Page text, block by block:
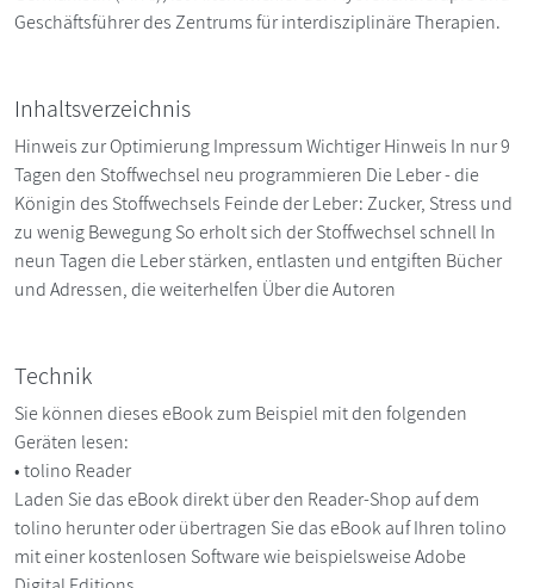
Geschäftsführer des Zentrums für interdisziplinäre Therapien.
Inhaltsverzeichnis
Hinweis zur Optimierung Impressum Wichtiger Hinweis In nur 9
Tagen den Stoffwechsel neu programmieren Die Leber - die
Königin des ­Stoffwechsels Feinde der ­Leber: Zucker, Stress und
zu wenig Bewegung So erholt sich der Stoffwechsel schnell In
neun Tagen die Leber stärken, entlasten und entgiften Bücher
und Adressen, die weiterhelfen Über die Autoren
Technik
Sie können dieses eBook zum Beispiel mit den folgenden
Geräten lesen:
• tolino Reader
Laden Sie das eBook direkt über den Reader-Shop auf dem
tolino herunter oder übertragen Sie das eBook auf Ihren tolino
mit einer kostenlosen Software wie beispielsweise Adobe